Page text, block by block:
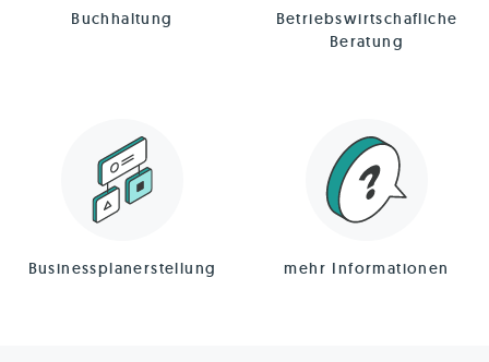
Buchhaltung
Betriebswirtschafliche
Beratung
Businessplanerstellung mehr Informationen